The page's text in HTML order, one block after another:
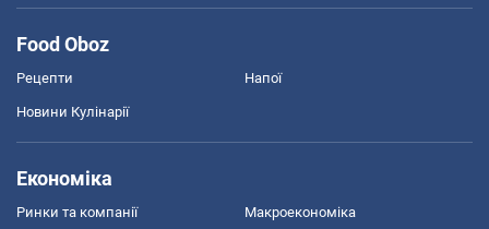
Food Oboz
Рецепти Напої
Новини Кулінарії
Економіка
Ринки та компанії Макроекономіка